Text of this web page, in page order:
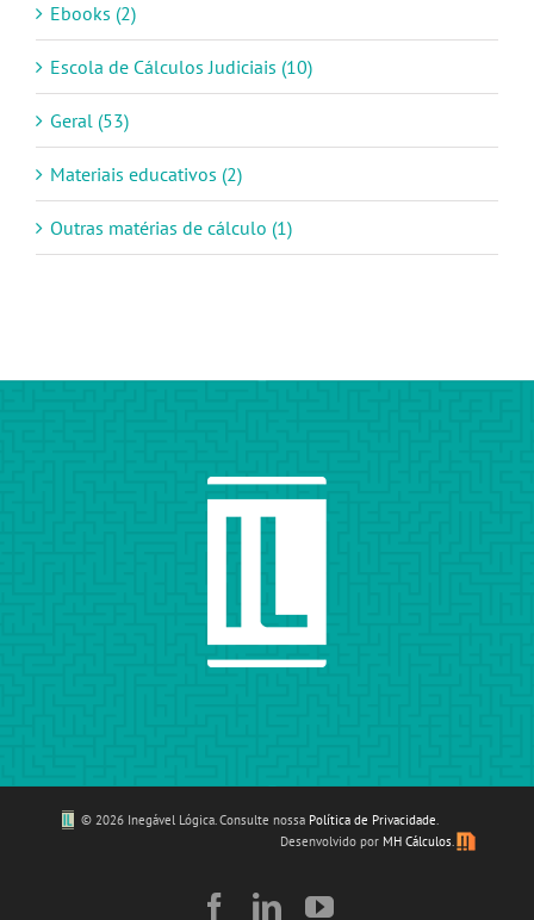
Ebooks (2)
Escola de Cálculos Judiciais (10)
Geral (53)
Materiais educativos (2)
Outras matérias de cálculo (1)
©2026 Inegável Lógica. Consulte nossa Política de Privacidade.
Desenvolvido por MH Cálculos
Facebook
LinkedInYouTube